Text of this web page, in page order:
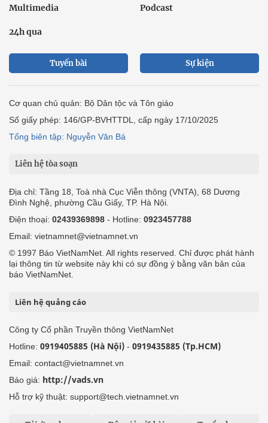
Multimedia Podcast
24h qua
Tuyến bài Sự kiện
Cơ quan chủ quản: Bộ Dân tộc và Tôn giáo
Số giấy phép: 146/GP-BVHTTDL, cấp ngày 17/10/2025
Tổng biên tập: Nguyễn Văn Bá
Liên hệ tòa soạn
Địa chỉ: Tầng 18, Toà nhà Cục Viễn thông (VNTA), 68 Dương
Đình Nghệ, phường Cầu Giấy, TP. Hà Nội.
Điện thoại: 02439369898 - Hotline: 0923457788
Email: vietnamnet@vietnamnet.vn
© 1997 Báo VietNamNet. All rights reserved. Chỉ được phát hành
lại thông tin từ website này khi có sự đồng ý bằng văn bản của
báo VietNamNet.
Liên hệ quảng cáo
Công ty Cổ phần Truyền thông VietNamNet
Hotline: 0919405885 (Hà Nội) - 0919435885 (Tp.HCM)
Email: contact@vietnamnet.vn
Báo giá: http://vads.vn
Hỗ trợ kỹ thuật: support@tech.vietnamnet.vn